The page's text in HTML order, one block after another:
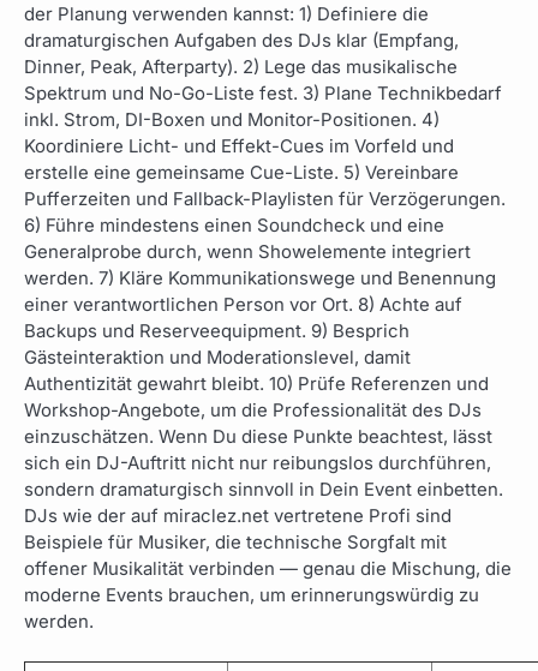
der Planung verwenden kannst: 1) Definiere die
dramaturgischen Aufgaben des DJs klar (Empfang,
Dinner, Peak, Afterparty). 2) Lege das musikalische
Spektrum und No-Go-Liste fest. 3) Plane Technikbedarf
inkl. Strom, DI-Boxen und Monitor-Positionen. 4)
Koordiniere Licht- und Effekt-Cues im Vorfeld und
erstelle eine gemeinsame Cue-Liste. 5) Vereinbare
Pufferzeiten und Fallback-Playlisten für Verzögerungen.
6) Führe mindestens einen Soundcheck und eine
Generalprobe durch, wenn Showelemente integriert
werden. 7) Kläre Kommunikationswege und Benennung
einer verantwortlichen Person vor Ort. 8) Achte auf
Backups und Reserveequipment. 9) Besprich
Gästeinteraktion und Moderationslevel, damit
Authentizität gewahrt bleibt. 10) Prüfe Referenzen und
Workshop-Angebote, um die Professionalität des DJs
einzuschätzen. Wenn Du diese Punkte beachtest, lässt
sich ein DJ-Auftritt nicht nur reibungslos durchführen,
sondern dramaturgisch sinnvoll in Dein Event einbetten.
DJs wie der auf miraclez.net vertretene Profi sind
Beispiele für Musiker, die technische Sorgfalt mit
offener Musikalität verbinden — genau die Mischung, die
moderne Events brauchen, um erinnerungswürdig zu
werden.